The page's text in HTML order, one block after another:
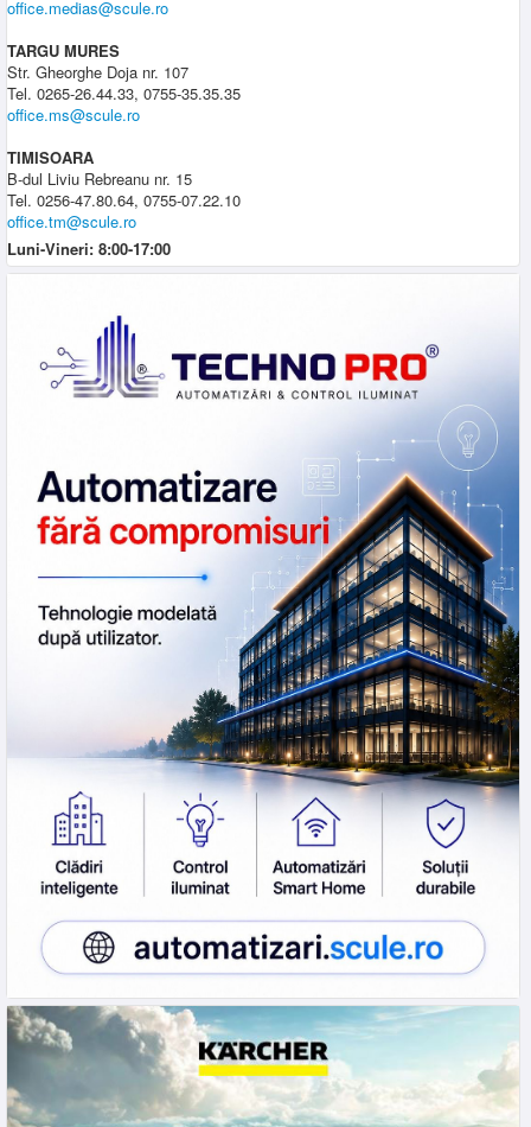
office.medias@scule.ro
TARGU MURES
Str. Gheorghe Doja nr. 107
Tel. 0265-26.44.33, 0755-35.35.35
office.ms@scule.ro
TIMISOARA
B-dul Liviu Rebreanu nr. 15
Tel. 0256-47.80.64, 0755-07.22.10
office.tm@scule.ro
Luni-Vineri: 8:00-17:00